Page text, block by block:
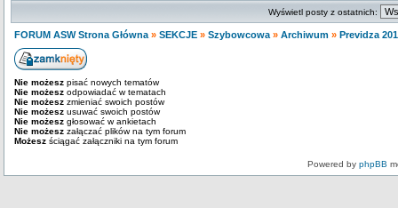
Wyświetl posty z ostatnich:
FORUM ASW Strona Główna » SEKCJE » Szybowcowa » Archiwum » Previdza
Nie możesz pisać nowych tematów
Nie możesz odpowiadać w tematach
Nie możesz zmieniać swoich postów
Nie możesz usuwać swoich postów
Nie możesz głosować w ankietach
Nie możesz załączać plików na tym forum
Możesz ściągać załączniki na tym forum
Powered by phpBB